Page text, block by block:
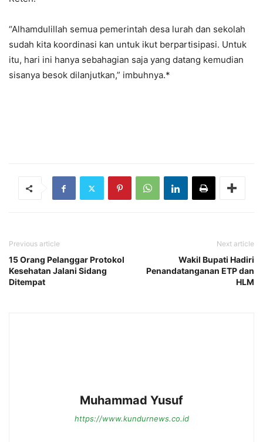
“Alhamdulillah semua pemerintah desa lurah dan sekolah
sudah kita koordinasi kan untuk ikut berpartisipasi. Untuk
itu, hari ini hanya sebahagian saja yang datang kemudian
sisanya besok dilanjutkan,” imbuhnya.*
Previous article
15 Orang Pelanggar Protokol
Kesehatan Jalani Sidang
Ditempat
Next article
Wakil Bupati Hadiri
Penandatanganan ETP dan
HLM
Muhammad Yusuf
https://www.kundurnews.co.id